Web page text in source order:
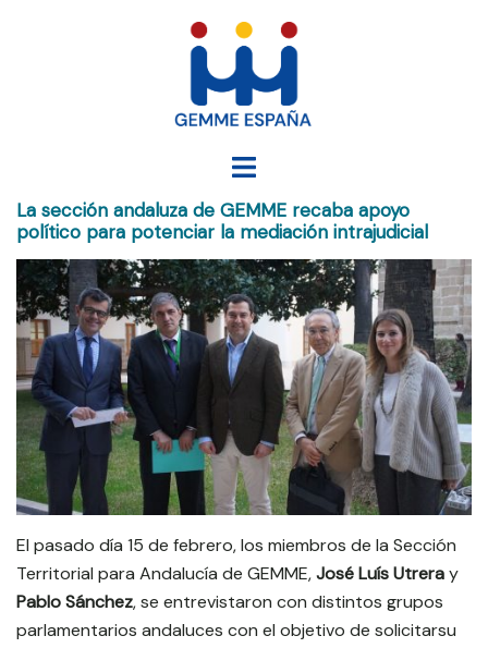
Alternar
La sección andaluza de GEMME recaba apoyo
político para potenciar la mediación intrajudicial
El pasado día 15 de febrero, los miembros de la Sección
Territorial para Andalucía de GEMME,José Luís Utreray
Pablo Sánchez, se entrevistaron con distintos grupos
parlamentarios andaluces con el objetivo de solicitarsu